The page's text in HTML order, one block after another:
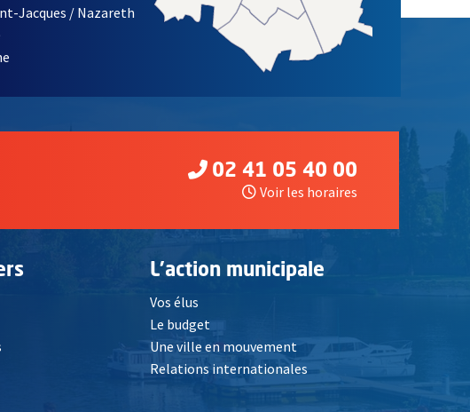
Jacques / Nazareth
02 41 05 40 00
Voir les horaires
L'action municipale
Vos élus
Le budget
Une ville en mouvement
Relations internationales